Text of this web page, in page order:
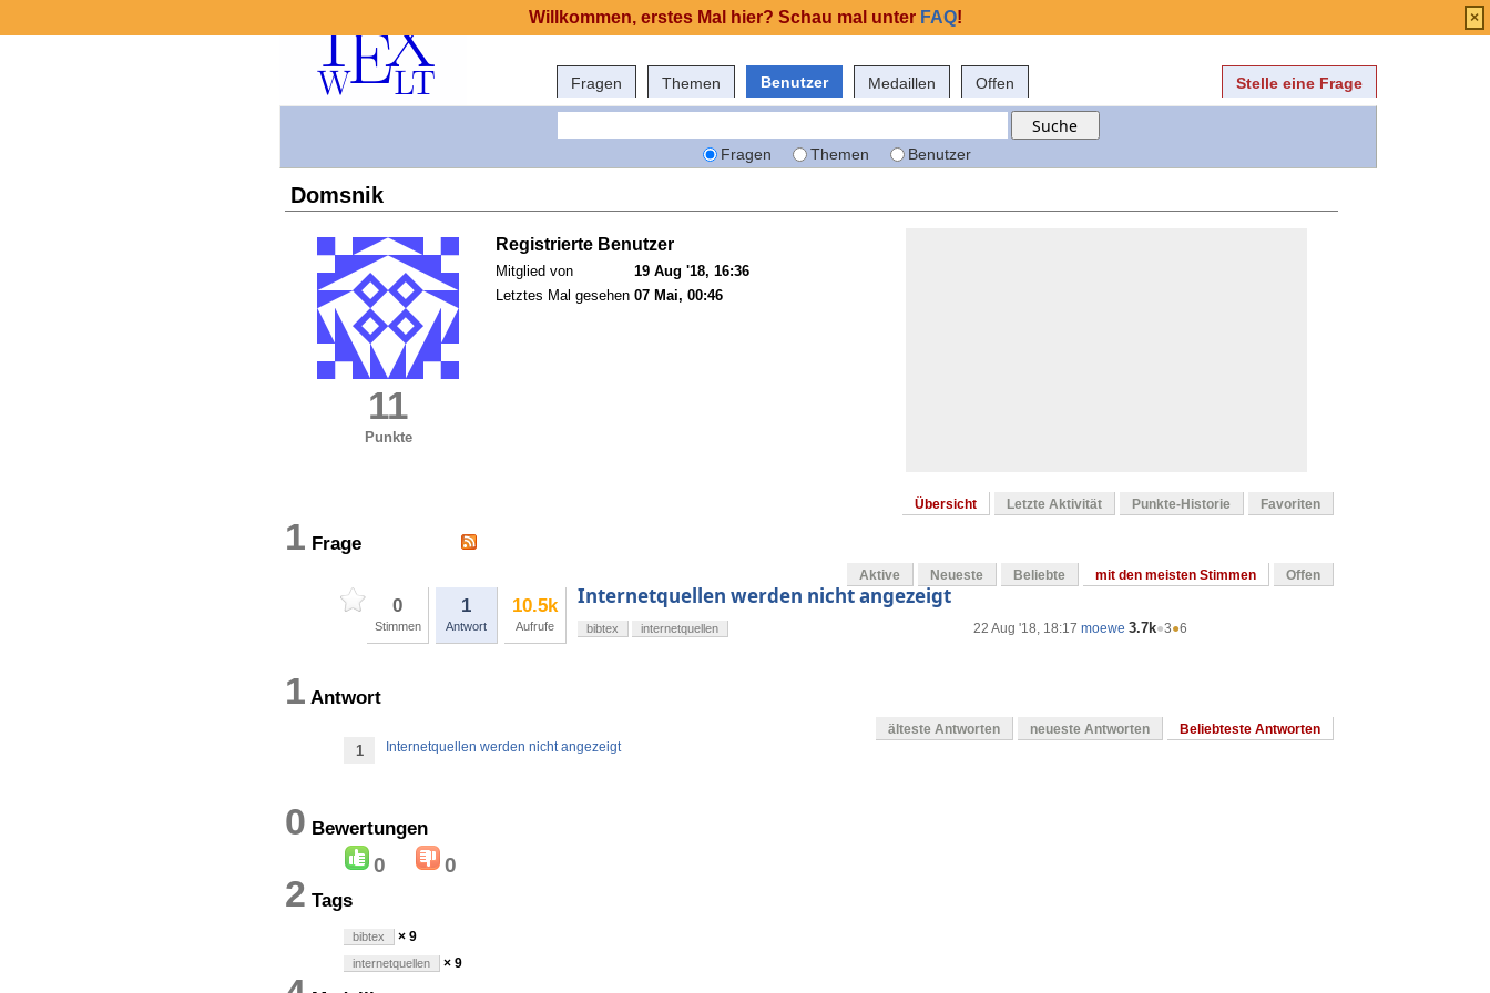
Fragen Themen Benutzer Medaillen Offen Stelle eine Frage
Fragen Themen Benutzer
Domsnik
11
Punkte
Registrierte Benutzer
Mitglied von
19 Aug '18, 16:36
Letztes Mal gesehen 07 Mai, 00:46
Übersicht Letzte Aktivität Punkte-Historie Favoriten
1 Frage
Aktive Neueste Beliebte mit den meisten Stimmen Offen
0
Stimmen
1
Antwort
10.5k
Aufrufe
Internetquellen werden nicht angezeigt
22 Aug '18, 18:17 moewe 3.7k●3●6
bibtex internetquellen
1 Antwort
älteste Antworten neueste Antworten Beliebteste Antworten
1 Internetquellen werden nicht angezeigt
0 Bewertungen
0 0
2 Tags
bibtex × 9
internetquellen × 9
Willkommen, erstes Mal hier? Schau mal unter FAQ! ×